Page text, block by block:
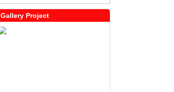
Gallery Project